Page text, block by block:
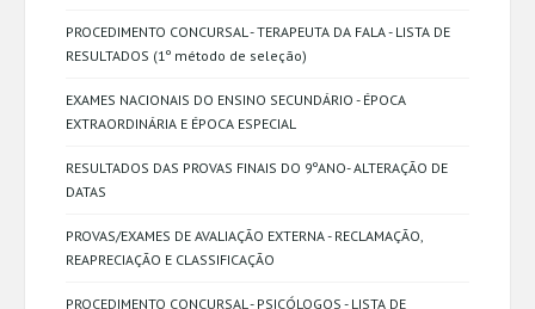
PROCEDIMENTO CONCURSAL - TERAPEUTA DA FALA - LISTA DE
RESULTADOS (1º método de seleção)
EXAMES NACIONAIS DO ENSINO SECUNDÁRIO - ÉPOCA
EXTRAORDINÁRIA E ÉPOCA ESPECIAL
RESULTADOS DAS PROVAS FINAIS DO 9ºANO- ALTERAÇÃO DE
DATAS
PROVAS/EXAMES DE AVALIAÇÃO EXTERNA - RECLAMAÇÃO,
REAPRECIAÇÃO E CLASSIFICAÇÃO
PROCEDIMENTO CONCURSAL - PSICÓLOGOS - LISTA DE